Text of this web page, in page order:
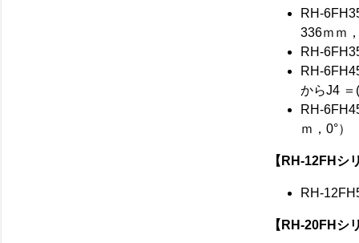
RH-
336ｍｍ
RH-
RH-
からJ4 ＝
RH-
ｍ，0°）
【RH-12FHシ
RH-
【RH-20FHシ